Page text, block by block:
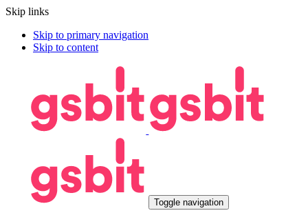
Skip links
Skip to primary navigation
Skip to content
Toggle navigation